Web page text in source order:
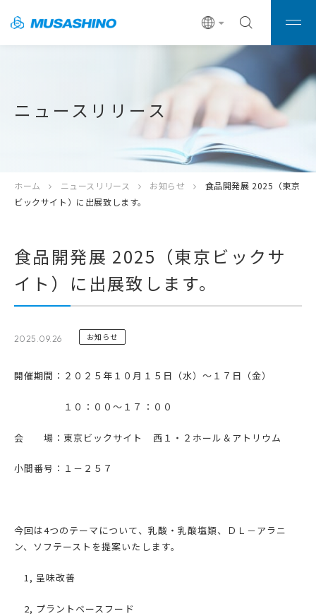
ニュースリリース
ホーム ニュースリリース お知らせ
食品開発展 2025（東京
ビックサイト）に出展致します。
食品開発展 2025（東京ビックサ
イト）に出展致します。
2025.09.26 お知らせ
開催期間：２０２５年１０月１５日（水）～１７日（金）
１０：００～１７：００
会 場：東京ビックサイト 西１・２ホール＆アトリウム
小間番号：１－２５７
今回は4つのテーマについて、乳酸・乳酸塩類、ＤＬ－アラニ
ン、ソフテーストを提案いたします。
1, 呈味改善
2, プラントベースフード